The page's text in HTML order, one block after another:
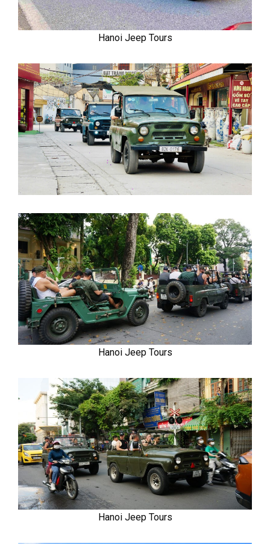
Hanoi Jeep Tours
Hanoi Jeep Tours
Hanoi Jeep Tours